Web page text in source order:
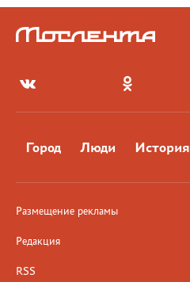
Город Люди История
Размещение рекламы
Редакция
RSS